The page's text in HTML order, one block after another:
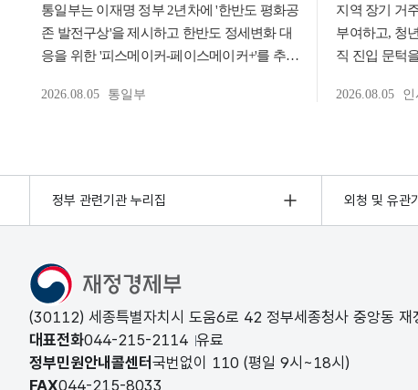
정부 관련기관 누리집 외청 및 유관
(30112) 세종특별자치시 도움6로 42 정부세종청사 중앙동 재
대표전화044-215-2114 유료
정부민원안내콜센터 국번없이 110 (평일 9시~18시)
FAX044-215-8033